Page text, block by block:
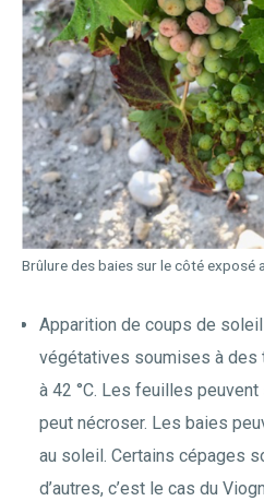
Apparition de coups de
végétatives soumises à des
à 42 °C. Les feuilles
peut nécroser. Les baies
au soleil. Certains cépages
d’autres, c’est le cas du
Brûlure des baies sur le côté exposé